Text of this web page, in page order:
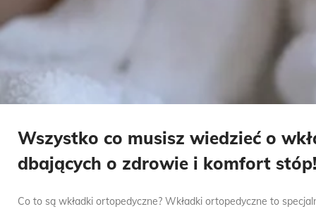
Wszystko co musisz wiedzieć o
dbających o zdrowie i komfort stóp!
Co to są wkładki ortopedyczne? Wkładki ortopedyczne to